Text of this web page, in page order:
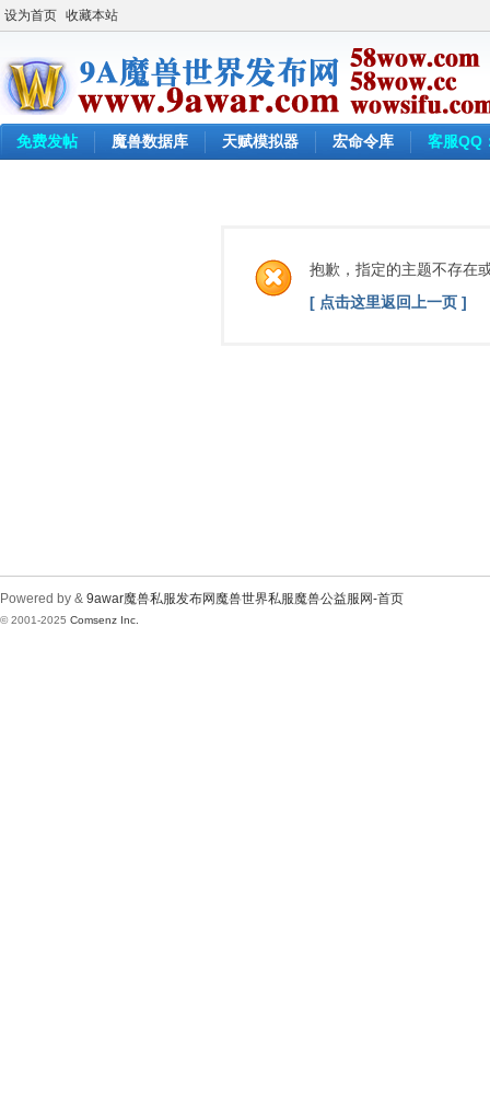
设为首页 收藏本站
免费发帖 魔兽数据库 天赋模拟器 宏命令库 客服QQ
抱歉，指定的主题不存在
[ 点击这里返回上一页 ]
Powered by & 9awar魔兽私服发布网魔兽世界私服魔兽公益服网-首页
© 2001-2025 Comsenz Inc.